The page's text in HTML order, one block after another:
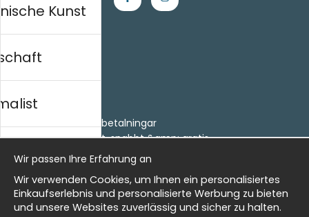
Einkaufen
Villkor
- Returer och återbetalningar
- Leverans - enkelt, snabbt &amp; gratis
Om cookies
Meine Favoriten
Information
Kunst
history
Wir passen Ihre Erfahrung an
Wir verwenden Cookies, um Ihnen ein personalisiertes
Einkaufserlebnis und personalisierte Werbung zu bieten
und unsere Websites zuverlässig und sicher zu halten.